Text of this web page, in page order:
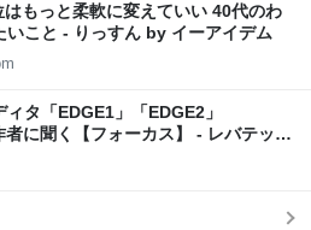
もっと柔軟に変えていい 40代のわ
いこと - りっすん by イーアイデム
タ「EDGE1」「EDGE2」
者に聞く【フォーカス】 - レバテック